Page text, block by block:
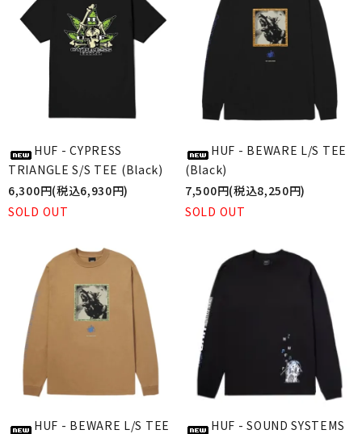
HUF - CYPRESS
TRIANGLE S/S TEE (Black)
6,300円(税込6,930円)
SOLD OUT
HUF - BEWARE L/S TEE
(Black)
7,500円(税込8,250円)
SOLD OUT
HUF - BEWARE L/S TEE
HUF - SOUND SYSTEMS